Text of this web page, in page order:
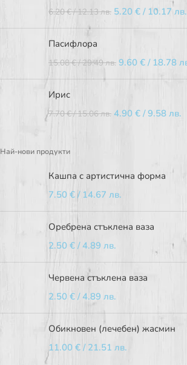
6.20€/ 12.13 лв. 5.20 € / 10.17 лв.
Пасифлора
15.08€/ 29.49 лв. 9.60 € / 18.78
Ирис
7.70€/ 15.06 лв. 4.90 € / 9.58 лв.
Най-нови продукти
Кашпа с артистична форма
7.50 € / 14.67 лв.
Оребрена стъклена ваза
2.50 € / 4.89 лв.
Червена стъклена ваза
2.50 € / 4.89 лв.
Обикновен (лечебен) жасмин
11.00 € / 21.51 лв.